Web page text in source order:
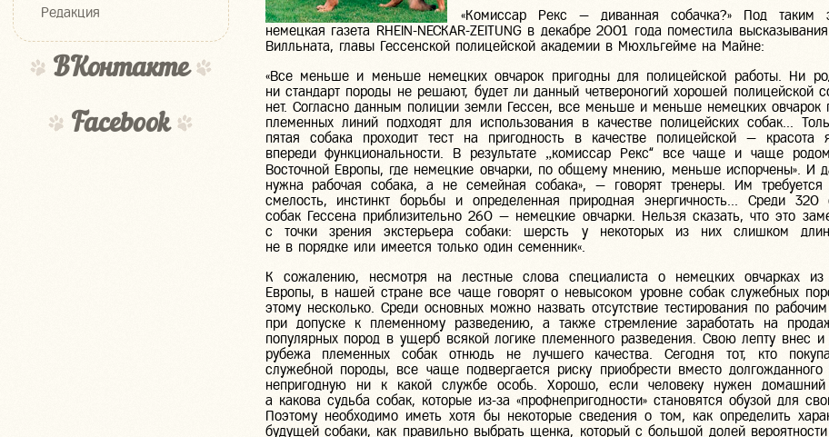
Редакция
ВКонтакте
Facebook
«Комиссар Рекс — диванная собачка?» Под таким
немецкая газета RHEIN-NECKAR-ZEITUNG в декабре 2001 года поместила
Вилльната, главы Гессенской полицейской академии в Мюхльгейме на Майне:
«Все меньше и меньше немецких овчарок пригодны для полицейской работы. Ни
ни стандарт породы не решают, будет ли данный четвероногий хорошей полицейской
нет. Согласно данным полиции земли Гессен, все меньше и меньше немецких овчарок
племенных линий подходят для использования в качестве полицейских собак...
пятая собака проходит тест на пригодность в качестве полицейской — красота
впереди функциональности. В результате „комиссар Рекс“ все чаще и чаще
Восточной Европы, где немецкие овчарки, по общему мнению, меньше испорчены». И
нужна рабочая собака, а не семейная собака», — говорят тренеры. Им требуется
смелость, инстинкт борьбы и определенная природная энергичность... Среди 320
собак Гессена приблизительно 260 — немецкие овчарки. Нельзя сказать, что это
с точки зрения экстерьера собаки: шерсть у некоторых из них слишком
не в порядке или имеется только один семенник«.
К сожалению, несмотря на лестные слова специалиста о немецких овчарках из
Европы, в нашей стране все чаще говорят о невысоком уровне собак служебных
этому несколько. Среди основных можно назвать отсутствие тестирования по
при допуске к племенному разведению, а также стремление заработать на
популярных пород в ущерб всякой логике племенного разведения. Свою лепту внес и
рубежа племенных собак отнюдь не лучшего качества. Сегодня тот, кто
служебной породы, все чаще подвергается риску приобрести вместо долгожданного
непригодную ни к какой службе особь. Хорошо, если человеку нужен
а какова судьба собак, которые из-за «профнепригодности» становятся обузой для
Поэтому необходимо иметь хотя бы некоторые сведения о том, как определить
будущей собаки, как правильно выбрать щенка, который с большой долей вероятности